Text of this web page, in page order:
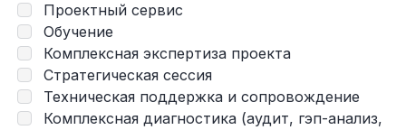
Проектный сервис
Обучение
Комплексная экспертиза проекта
Стратегическая сессия
Техническая поддержка и сопровождение
Комплексная диагностика (аудит, гэп-анализ,